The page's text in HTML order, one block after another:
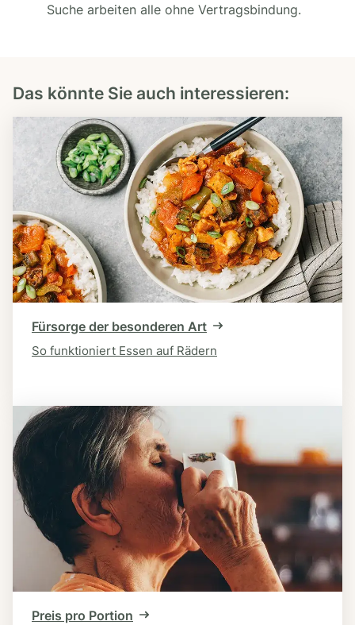
Suche arbeiten alle ohne Vertragsbindung.
Das könnte Sie auch interessieren:
Fürsorge der besonderen Art
So funktioniert Essen auf Rädern
Preis pro Portion